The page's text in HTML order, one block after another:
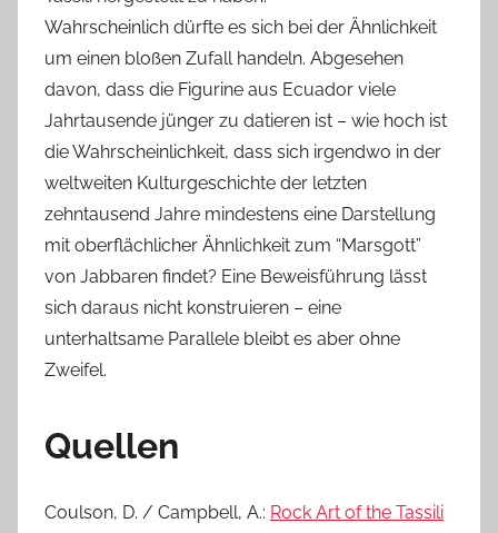
Wahrscheinlich dürfte es sich bei der Ähnlichkeit
um einen bloßen Zufall handeln. Abgesehen
davon, dass die Figurine aus Ecuador viele
Jahrtausende jünger zu datieren ist – wie hoch ist
die Wahrscheinlichkeit, dass sich irgendwo in der
weltweiten Kulturgeschichte der letzten
zehntausend Jahre mindestens eine Darstellung
mit oberflächlicher Ähnlichkeit zum “Marsgott”
von Jabbaren findet? Eine Beweisführung lässt
sich daraus nicht konstruieren – eine
unterhaltsame Parallele bleibt es aber ohne
Zweifel.
Quellen
Coulson, D. / Campbell, A.: Rock Art of the Tassili